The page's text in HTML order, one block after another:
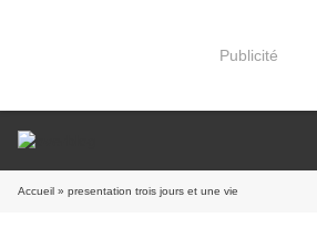
Publicité
Accueil » presentation trois jours et une vie